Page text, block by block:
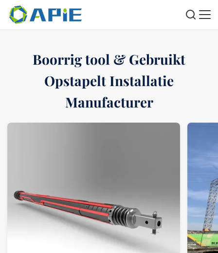
Boorrig tool & Gebruikt
Opstapelt Installatie
Manufacturer